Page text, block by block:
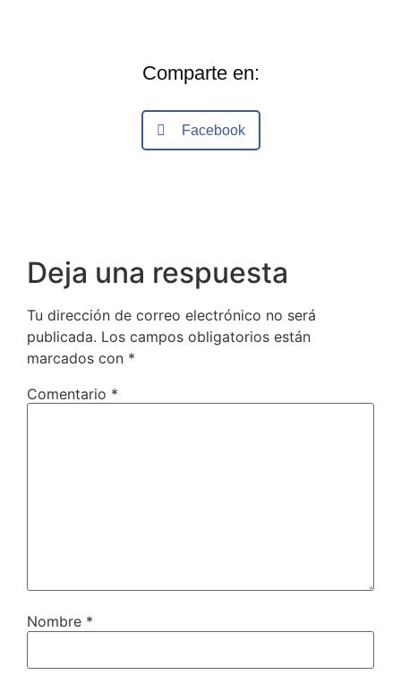
Comparte en:
Facebook
Deja una respuesta
Tu dirección de correo electrónico no será
publicada. Los campos obligatorios están
marcados con *
Comentario *
Nombre *